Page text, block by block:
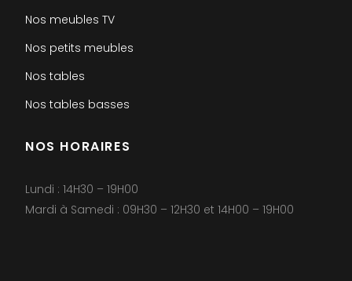
Nos meubles TV
Nos petits meubles
Nos tables
Nos tables basses
NOS HORAIRES
Lundi : 14H30 – 19H00
Mardi à Samedi : 09H30 – 12H30 et 14H00 – 19H00